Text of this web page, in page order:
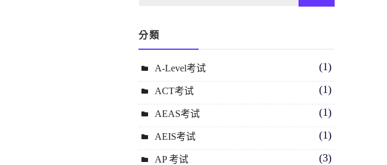
分類
A-Level考试 (1)
ACT考试 (1)
AEAS考试 (1)
AEIS考试 (1)
AP 考试 (3)